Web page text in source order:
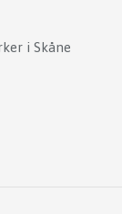
i Skåne